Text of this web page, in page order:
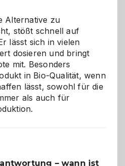
für
Hunde
im
eigenen
Zuhause
Alternative zu
stößt schnell auf
lässt sich in vielen
dosieren und bringt
mit. Besonders
in Bio-Qualität, wenn
lässt, sowohl für die
als auch für
– wann ist